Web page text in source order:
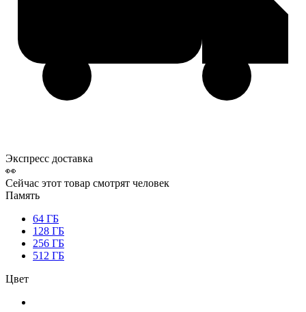
Экспресс доставка
👀
Сейчас этот товар смотрят человек
Память
64 ГБ
128 ГБ
256 ГБ
512 ГБ
Цвет